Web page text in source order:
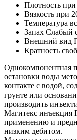
Плотность
Вязкость при
Температура
Запах Слабый
Внешний вид
Кратность
Однокомпонентная
остановки воды
контакте с водой,
грунте или
производить
Магитекс
применению и
низким дебитом.